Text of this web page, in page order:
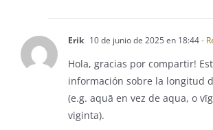
Erik 10 de junio de 2025 en 18:44-
Hola, gracias por compartir!
información sobre la longitud
(e.g. aquā en vez de aqua, o
viginta).